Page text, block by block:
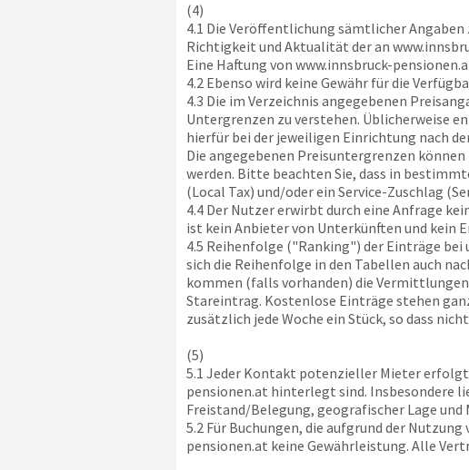
(4)
4.1 Die Veröffentlichung sämtlicher
Richtigkeit und Aktualität der an
Eine Haftung von www.innsbruck-
4.2 Ebenso wird keine Gewähr für die
4.3 Die im Verzeichnis angegebenen
Untergrenzen zu verstehen. Üblicherweise
hierfür bei der jeweiligen Einrichtung nach
Die angegebenen Preisuntergrenzen
werden. Bitte beachten Sie, dass in
(Local Tax) und/oder ein Service-Zuschlag
4.4 Der Nutzer erwirbt durch eine Anfrage
ist kein Anbieter von Unterkünften und kein
4.5 Reihenfolge ("Ranking") der Einträge
sich die Reihenfolge in den Tabellen auch
kommen (falls vorhanden) die
Stareintrag. Kostenlose Einträge stehen
zusätzlich jede Woche ein Stück, so dass
(5)
5.1 Jeder Kontakt potenzieller Mieter
pensionen.at hinterlegt sind. Insbesondere
Freistand/Belegung, geografischer Lage
5.2 Für Buchungen, die aufgrund der Nutzung
pensionen.at keine Gewährleistung. Alle